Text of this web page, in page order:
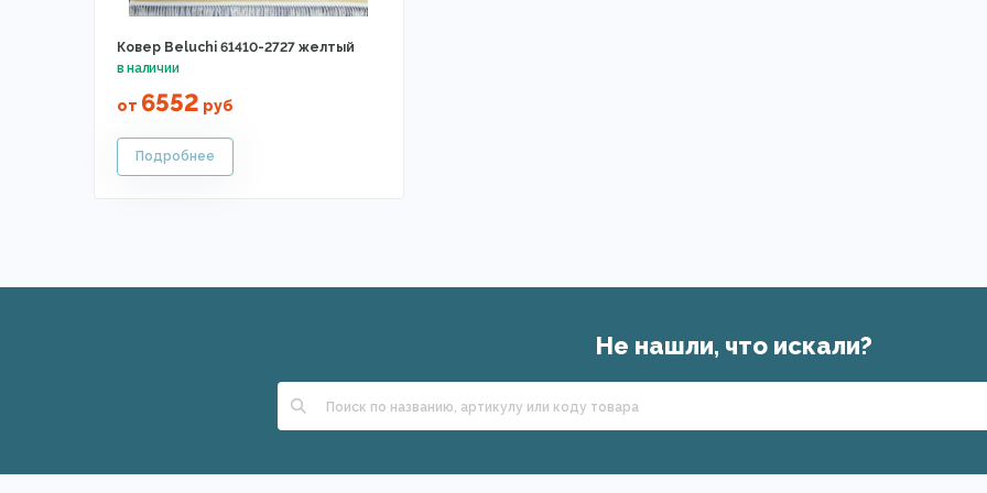
Ковер Beluchi 61410-2727 желтый
от 6552 руб
Не нашли, что искали?